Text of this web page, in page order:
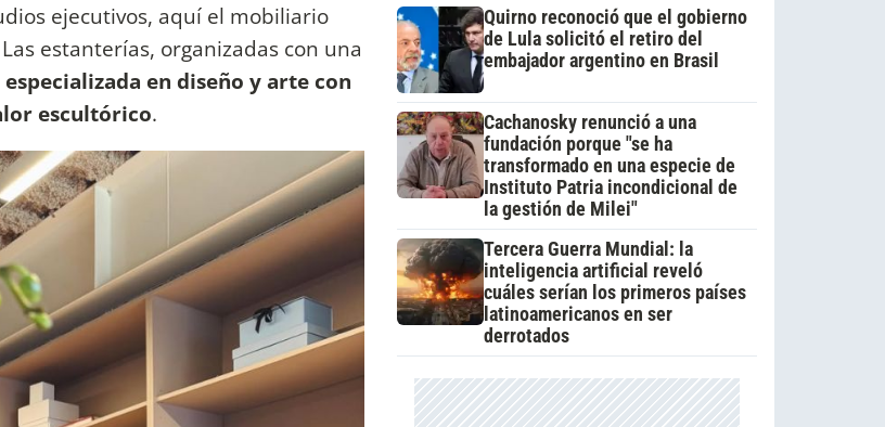
ejecutivos, aquí el mobiliario
Las estanterías, organizadas con una
en diseño y arte con
escultórico.
Quirno reconoció que el gobierno
de Lula solicitó el retiro del
embajador argentino en Brasil
Cachanosky renunció a una
fundación porque "se ha
transformado en una especie de
Instituto Patria incondicional de
la gestión de Milei"
Tercera Guerra Mundial: la
inteligencia artificial reveló
cuáles serían los primeros países
latinoamericanos en ser
derrotados